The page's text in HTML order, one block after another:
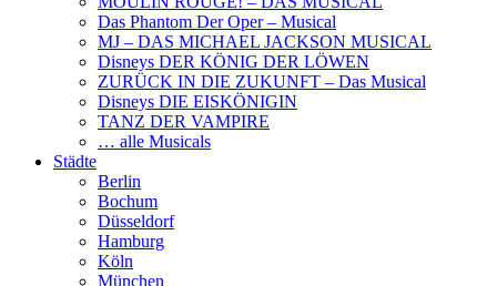
Das Phantom Der Oper – Musical
MJ – DAS MICHAEL JACKSON MUSICAL
Disneys DER KÖNIG DER LÖWEN
ZURÜCK IN DIE ZUKUNFT – Das Musical
Disneys DIE EISKÖNIGIN
TANZ DER VAMPIRE
… alle Musicals
Städte
Berlin
Bochum
Düsseldorf
Hamburg
Köln
München